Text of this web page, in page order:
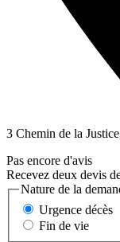
3 Chemin de la
Pas encore d'avis
Recevez deux devis
Nature de la
Urgence décès
Fin de vie